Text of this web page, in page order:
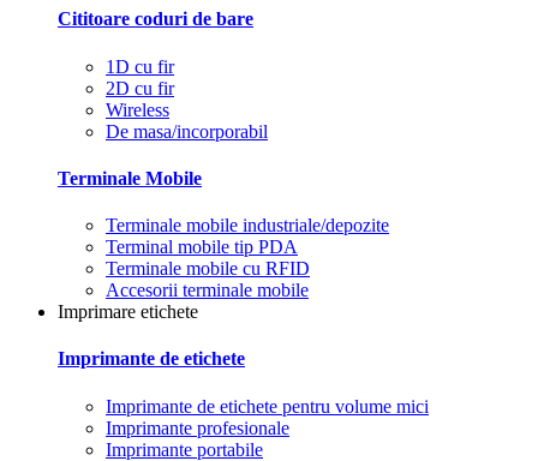
Cititoare coduri de bare
1D cu fir
2D cu fir
Wireless
De masa/incorporabil
Terminale Mobile
Terminale mobile industriale/depozite
Terminal mobile tip PDA
Terminale mobile cu RFID
Accesorii terminale mobile
Imprimare etichete
Imprimante de etichete
Imprimante de etichete pentru volume mici
Imprimante profesionale
Imprimante portabile